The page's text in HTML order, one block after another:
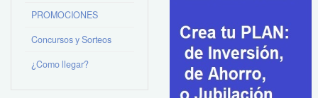
PROMOCIONES
Concursos y Sorteos
¿Como llegar?